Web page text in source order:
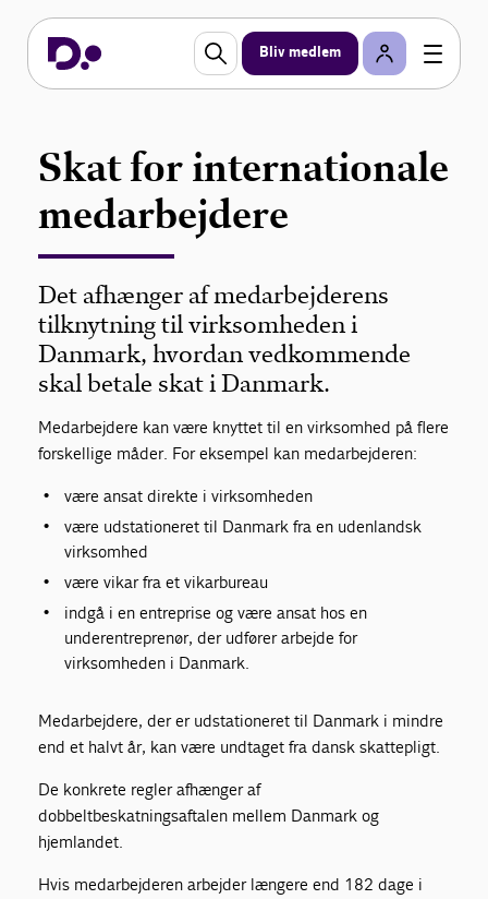
Bliv medlem
Skat for internationale
medarbejdere
Det afhænger af medarbejderens
tilknytning til virksomheden i
Danmark, hvordan vedkommende
skal betale skat i Danmark.
Medarbejdere kan være knyttet til en virksomhed på flere
forskellige måder. For eksempel kan medarbejderen:
være ansat direkte i virksomheden
være udstationeret til Danmark fra en udenlandsk
virksomhed
være vikar fra et vikarbureau
indgå i en entreprise og være ansat hos en
underentreprenør, der udfører arbejde for
virksomheden i Danmark.
Medarbejdere, der er udstationeret til Danmark i mindre
end et halvt år, kan være undtaget fra dansk skattepligt.
De konkrete regler afhænger af
dobbeltbeskatningsaftalen mellem Danmark og
hjemlandet.
Hvis medarbejderen arbejder længere end 182 dage i